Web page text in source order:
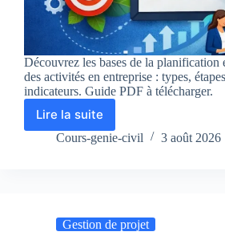
Découvrez les bases de la planification
des activités en entreprise : types,
indicateurs. Guide PDF à télécharger.
Lire la suite
Introduction
à
des
Cours-genie-civil 3 août 2026
Gestion de projet